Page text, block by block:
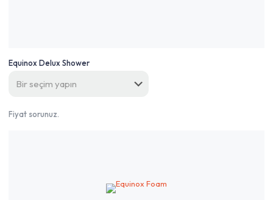
Equinox Delux Shower
Fiyat sorunuz.